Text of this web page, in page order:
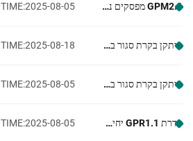
GPM2.1 מפסקים נמוך-וולט טיפוס מחלקה נשלפת TIME:2025-08-05
מיתקן בקרת סגור במתכת GPN1-12 TIME:2025-08-18
מיתקן בקרת סגור במתכת מבודד בגז חנקן ירוק ללא SF6 GPN2N-40.5 קילו-וולט TIME:2025-08-05
סדרת GPR1.1 יחידת חוג עם בידוד אויר יבש TIME:2025-08-05